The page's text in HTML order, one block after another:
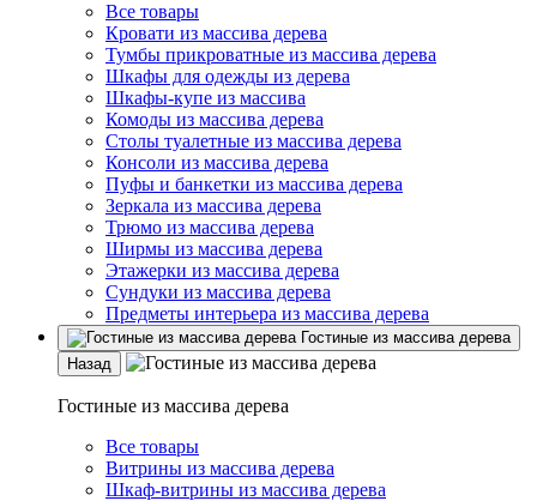
Все товары
Кровати из массива дерева
Тумбы прикроватные из массива дерева
Шкафы для одежды из дерева
Шкафы-купе из массива
Комоды из массива дерева
Столы туалетные из массива дерева
Консоли из массива дерева
Пуфы и банкетки из массива дерева
Зеркала из массива дерева
Трюмо из массива дерева
Ширмы из массива дерева
Этажерки из массива дерева
Сундуки из массива дерева
Предметы интерьера из массива дерева
Гостиные из массива дерева
Назад
Гостиные из массива дерева
Все товары
Витрины из массива дерева
Шкаф-витрины из массива дерева